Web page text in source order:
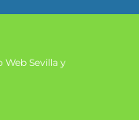
Web Sevilla y